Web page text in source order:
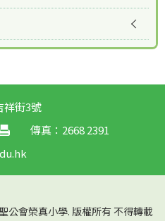
祥街3號
傳真：2668 2391
會榮真小學. 版權所有 不得轉載